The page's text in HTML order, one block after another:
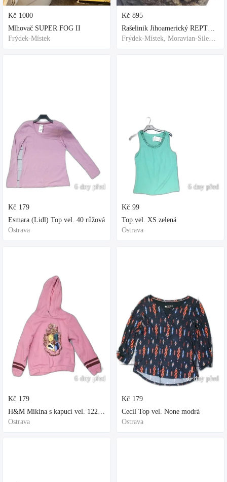
Kč 1000
Mlhovač SUPER FOG II
Frýdek-Místek
6 dny před
Kč 179
Esmara (Lidl) Top vel. 40 růžová
Ostrava
6 dny před
Kč 179
H&M Mikina s kapucí vel. 122 fialová
Ostrava
Kč 895
Rašelinik Jihoamerický REPTER - 5 balení - 500g -
Frýdek-Místek, Moravian-Silesian Region,Others
6 dny před
Kč 99
Top vel. XS zelená
Ostrava
6 dny před
Kč 179
Cecil Top vel. None modrá
Ostrava